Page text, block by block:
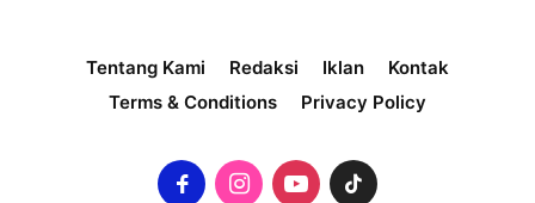
Tentang Kami Redaksi Iklan
Kontak
Terms & Conditions
Privacy Policy